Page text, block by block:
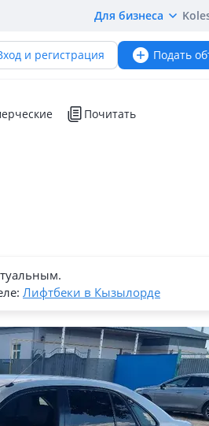
Для бизнеса
и регистрация Подать
Почитать
Лифтбеки в Кызылорде